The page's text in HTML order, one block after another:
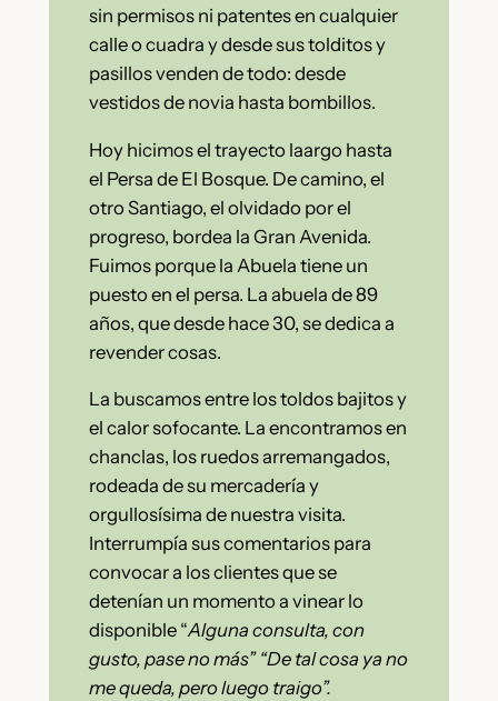
sin permisos ni patentes en cualquier
calle o cuadra y desde sus tolditos y
pasillos venden de todo: desde
vestidos de novia hasta bombillos.
Hoy hicimos el trayecto laargo hasta
el Persa de El Bosque. De camino, el
otro Santiago, el olvidado por el
progreso, bordea la Gran Avenida.
Fuimos porque la Abuela tiene un
puesto en el persa. La abuela de 89
años, que desde hace 30, se dedica a
revender cosas.
La buscamos entre los toldos bajitos y
el calor sofocante. La encontramos en
chanclas, los ruedos arremangados,
rodeada de su mercadería y
orgullosísima de nuestra visita.
Interrumpía sus comentarios para
convocar a los clientes que se
detenían un momento a vinear lo
disponible “Alguna consulta, con
gusto, pase no más” “De tal cosa ya no
me queda, pero luego traigo”.